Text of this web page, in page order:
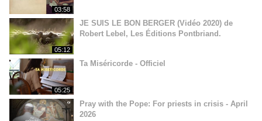
03:58
05:12
JE SUIS LE BON BERGER (Vidéo 2020) de
Robert Lebel, Les Éditions Pontbriand.
05:25
Ta Miséricorde - Officiel
Pray with the Pope: For priests in crisis - April
2026